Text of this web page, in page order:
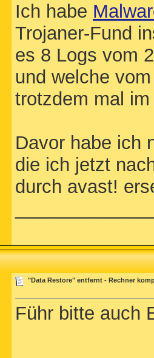
Ich habe
Trojaner-Fund
es 8 Logs vom
und welche
trotzdem mal
Davor habe ich
die ich jetzt
durch avast!
"Data Restore" entfernt - Rechner
Führ bitte auch